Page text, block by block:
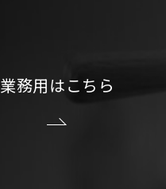
業務用はこちら